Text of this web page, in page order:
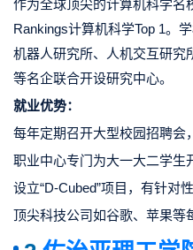
作为全球顶尖的计算机科学名
Rankings计算机科学Top 1。
机器人研究所、人机交互研究
等名企联合开设研究中心。
就业优势：
每年定期召开大型校园招聘会
职业中心专门为大一大二学生
设立“D-Cubed”项目，有针对
顶尖科技公司如谷歌、苹果